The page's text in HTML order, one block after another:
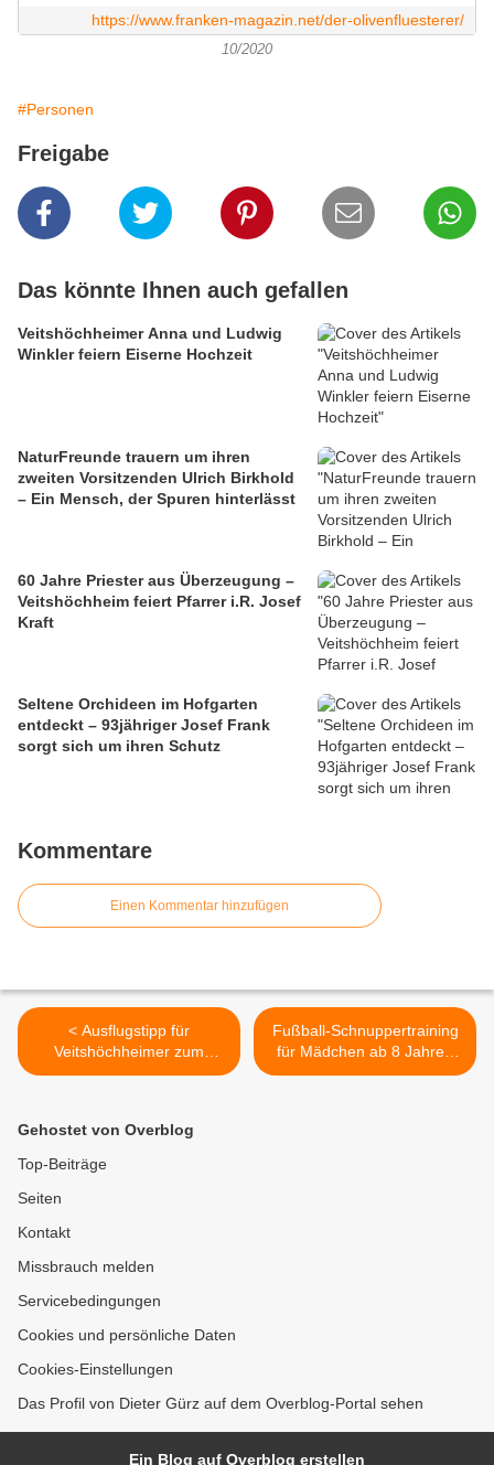
https://www.franken-magazin.net/der-olivenfluesterer/
10/2020
#Personen
Freigabe
Das könnte Ihnen auch gefallen
Veitshöchheimer Anna und Ludwig
Winkler feiern Eiserne Hochzeit
NaturFreunde trauern um ihren
zweiten Vorsitzenden Ulrich Birkhold
– Ein Mensch, der Spuren hinterlässt
60 Jahre Priester aus Überzeugung –
Veitshöchheim feiert Pfarrer i.R. Josef
Kraft
Seltene Orchideen im Hofgarten
entdeckt – 93jähriger Josef Frank
sorgt sich um ihren Schutz
Kommentare
Einen Kommentar hinzufügen
< Ausflugstipp für
Veitshöchheimer zum
Genießen:
22. Juni ab 10 Uhr
Fußball-Schnuppertraining
für Mädchen ab 8 Jahren
beim SV Veitshöchheim -
Gehostet von Overblog
Top-Beiträge
Seiten
Kontakt
Missbrauch melden
Servicebedingungen
Cookies und persönliche Daten
Cookies-Einstellungen
Das Profil von Dieter Gürz auf dem Overblog-Portal sehen
Ein Blog auf Overblog erstellen